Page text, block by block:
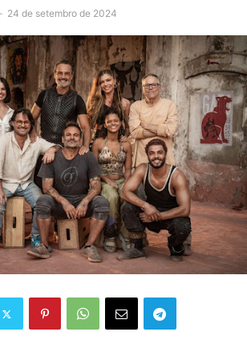
- 24 de setembro de 2024